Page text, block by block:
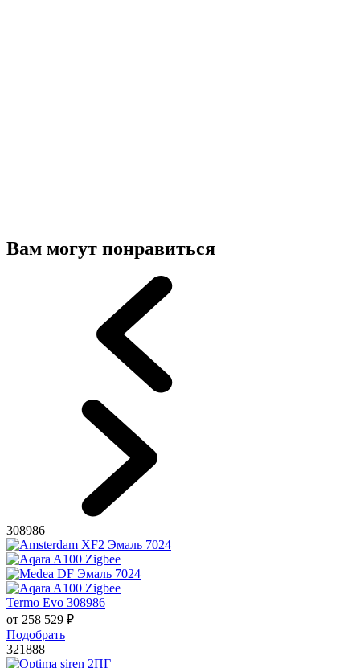
Вам могут понравиться
308986
Termo Evo 308986
от 258 529 ₽
Подобрать
321888